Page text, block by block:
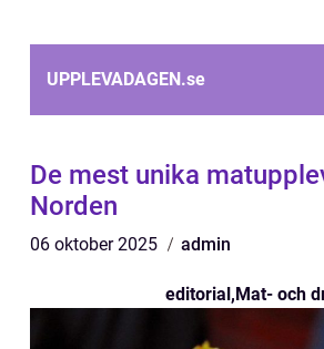
UPPLEVADAGEN.se
De mest unika
Norden
06 oktober 2025 admin
editorial,Mat- och